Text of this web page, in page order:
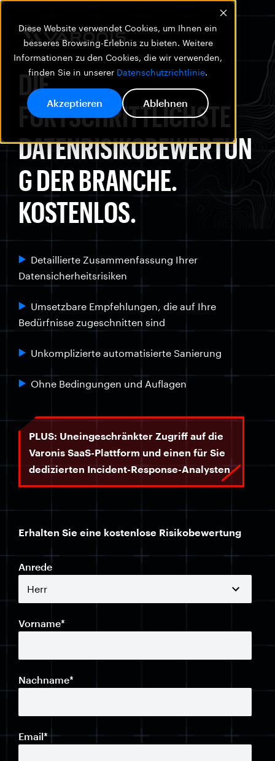
Diese Website verwendet Cookies, um Ihnen ein
besseres Browsing-Erlebnis zu bieten. Weitere
Informationen zu den Cookies, die wir verwenden,
finden Sie in unserer Datenschutzrichtlinie.
Akzeptieren Ablehnen
DIE
FORTSCHRITTLICHSTE
DATENRISIKOBEWERTUN
G DER BRANCHE.
KOSTENLOS.
Detaillierte Zusammenfassung Ihrer
Datensicherheitsrisiken
Umsetzbare Empfehlungen, die auf Ihre
Bedürfnisse zugeschnitten sind
Unkomplizierte automatisierte Sanierung
Ohne Bedingungen und Auflagen
PLUS: Uneingeschränkter Zugriff auf die
Varonis SaaS-Plattform und einen für Sie
dedizierten Incident-Response-Analysten
Erhalten Sie eine kostenlose Risikobewertung
Anrede
Vorname*
Nachname*
Email*